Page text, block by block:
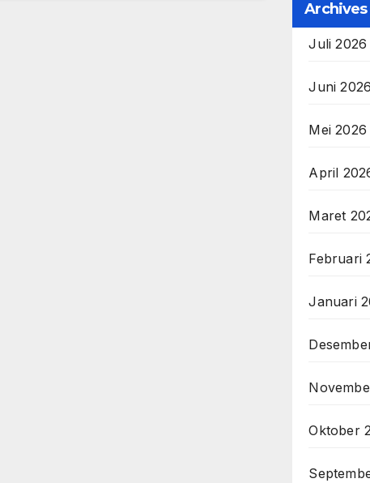
Archives
Juli 2026
Juni 2026
Mei 2026
April
Maret
Februari
Januari
Oktober